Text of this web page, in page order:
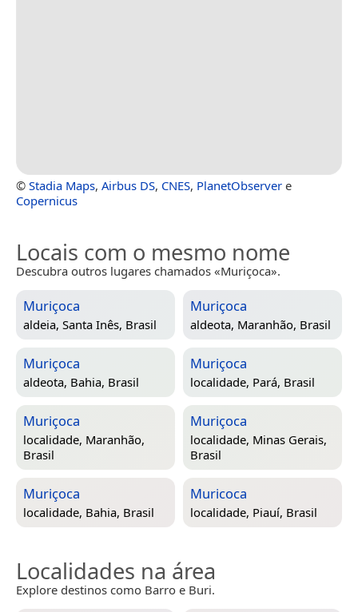
© Stadia Maps, Airbus DS, CNES, PlanetObserver e
Copernicus
Locais com o mesmo nome
Descubra outros lugares chamados «Muriçoca».
Muriçoca
aldeia, Santa Inês, Brasil
Muriçoca
aldeota, Maranhão, Brasil
Muriçoca
aldeota, Bahia, Brasil
Muriçoca
localidade, Pará, Brasil
Muriçoca
localidade, Maranhão,
Brasil
Muriçoca
localidade, Minas Gerais,
Brasil
Muriçoca
localidade, Bahia, Brasil
Muricoca
localidade, Piauí, Brasil
Localidades na área
Explore destinos como Barro e Buri.